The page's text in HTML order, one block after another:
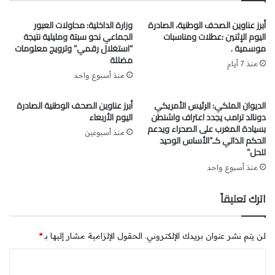
النواب حول “تنظيم وتقنين الوساطة”، أن الحكومة وضعت خطة
للحد من تغول الوسطاء في أسواق المنتجات الفلاحية.
الأسمدة الفوسفاطية: “OCP Nutricrops” توقع مذكرتي تفاهم
(الصحراء المغربية)
“INNOVX” مذكرتي تفاهم تاريخيتين تهدفان إلى تعزيز
الاستفادة من ثاني أكسيد الكربون المحتجز على مستوى المنصة
الصناعية للجرف الأصفر التي تعتبر أكبر منصة لإنتاج الأسمدة
المياه والفلاحة. وتعد هذه الاتفاقيات بمثابة حجر الأساس لتعاون
طويل الأمد، كما تضع ثاني أكسيد الكربون كعنصر استراتيجي في
إمدادات المياه ووصولا إلى تعزيز الفلاحة والابتكار الصناعي.
أبرز عناوين الصحف الوطنية، الصادرة
اليوم الإثنين :عطلات ومناسبات
موسمية .
منذ 7 أيام
وزارة الداخلية: محاولات العبور
الجماعي نحو سبتة ومليلية نتيجة
“استغلال رقمي” وترويج معلومات
مضللة
منذ أسبوع واحد
الديوان الملكي: الرئيس الأمريكي
دونالد ترامب يجدد اعتراف واشنطن
بسيادة المغرب على الصحراء ويدعم
الحكم الذاتي كـ”الأساس الوحيد
للحل”
منذ أسبوع واحد
أبرز عناوين الصحف الوطنية الصادرة
اليوم الأربعاء
منذ أسبوعين
اترك تعليقاً
لن يتم نشر عنوان بريدك الإلكتروني. الحقول الإلزامية مشار إليها بـ*